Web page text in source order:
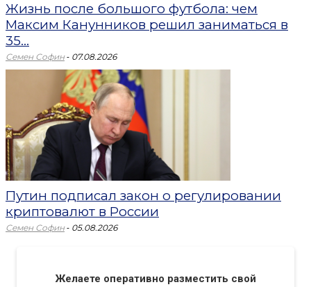
Жизнь после большого футбола: чем
Максим Канунников решил заниматься в
35...
Семен Софин - 07.08.2026
Путин подписал закон о регулировании
криптовалют в России
Семен Софин - 05.08.2026
Желаете оперативно разместить свой